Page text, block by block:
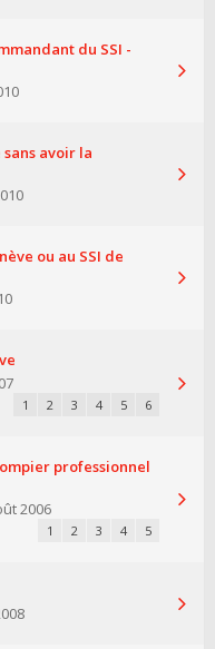
du SSI -
avoir la
ou au SSI de
1 2 3 4 5 6
professionnel
2006
1 2 3 4 5